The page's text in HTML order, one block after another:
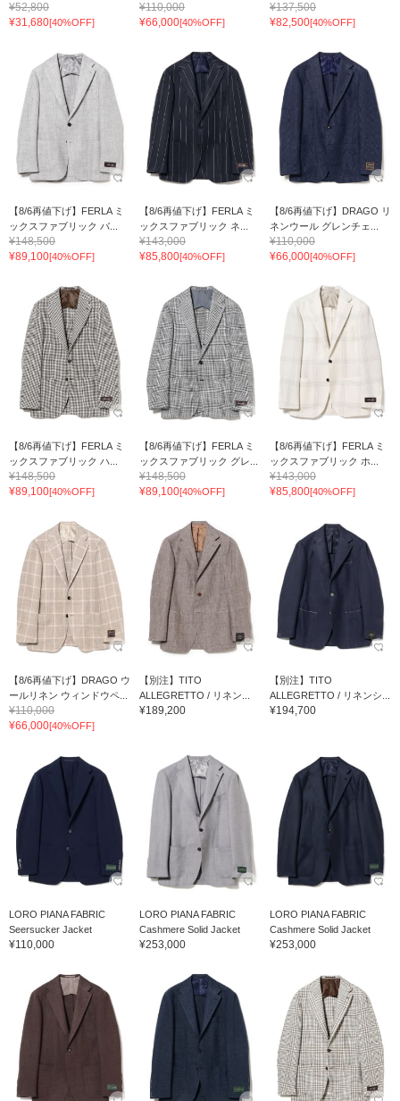
¥52,800
¥31,680[40%OFF]
¥110,000
¥66,000[40%OFF]
¥137,500
¥82,500[40%OFF]
【8/6再値下げ】FERLA ミ
ックスファブリック バ...
¥148,500
¥89,100[40%OFF]
【8/6再値下げ】FERLA ミ
ックスファブリック ネ...
¥143,000
¥85,800[40%OFF]
【8/6再値下げ】DRAGO リ
ネンウール グレンチェ...
¥110,000
¥66,000[40%OFF]
【8/6再値下げ】FERLA ミ
ックスファブリック ハ...
¥148,500
¥89,100[40%OFF]
【8/6再値下げ】FERLA ミ
ックスファブリック グレ...
¥148,500
¥89,100[40%OFF]
【8/6再値下げ】FERLA ミ
ックスファブリック ホ...
¥143,000
¥85,800[40%OFF]
【8/6再値下げ】DRAGO ウ
ールリネン ウィンドウペ...
¥110,000
¥66,000[40%OFF]
【別注】TITO
ALLEGRETTO / リネン...
¥189,200
【別注】TITO
ALLEGRETTO / リネンシ...
¥194,700
LORO PIANA FABRIC
Seersucker Jacket
¥110,000
LORO PIANA FABRIC
Cashmere Solid Jacket
¥253,000
LORO PIANA FABRIC
Cashmere Solid Jacket
¥253,000